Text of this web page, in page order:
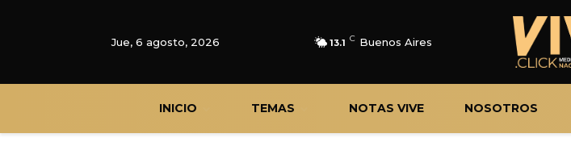
Jue, 6 agosto, 2026 13.1 C Buenos Aires
INICIO TEMAS NOTAS VIVE NOSOTROS